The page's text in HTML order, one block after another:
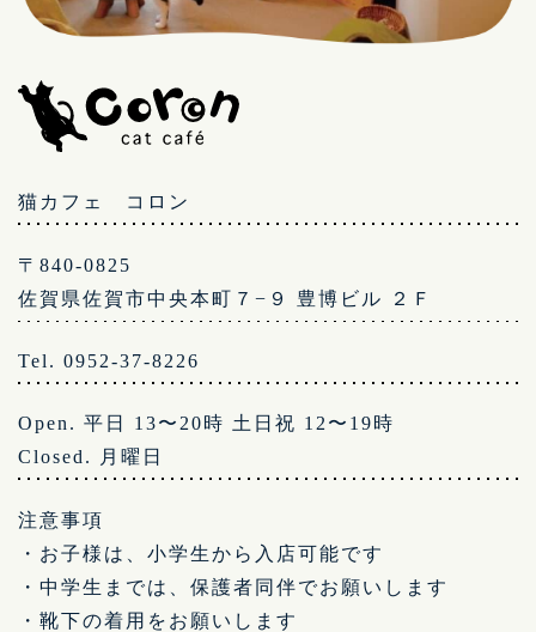
猫カフェ コロン
〒840-0825
佐賀県佐賀市中央本町７−９ 豊博ビル ２Ｆ
Tel. 0952-37-8226
Open. 平日 13〜20時 土日祝 12〜19時
Closed. 月曜日
注意事項
・お子様は、小学生から入店可能です
・中学生までは、保護者同伴でお願いします
・靴下の着用をお願いします